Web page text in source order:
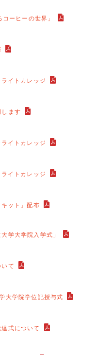
ーヒーの世界」
イトカレッジ
ます
イトカレッジ
イトカレッジ
ット」配布
学大学院入学式」
て
大学院学位記授与式
式について